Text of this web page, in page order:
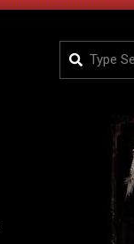
Search